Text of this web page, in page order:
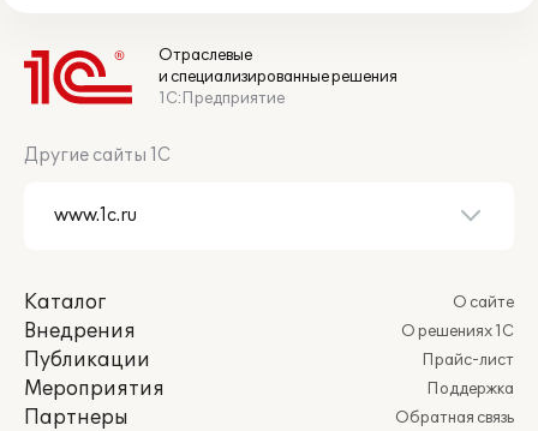
Отраслевые
и специализированные решения
1С:Предприятие
Другие сайты 1С
Каталог
Внедрения
Публикации
Мероприятия
Партнеры
О сайте
О решениях 1С
Прайс-лист
Поддержка
Обратная связь